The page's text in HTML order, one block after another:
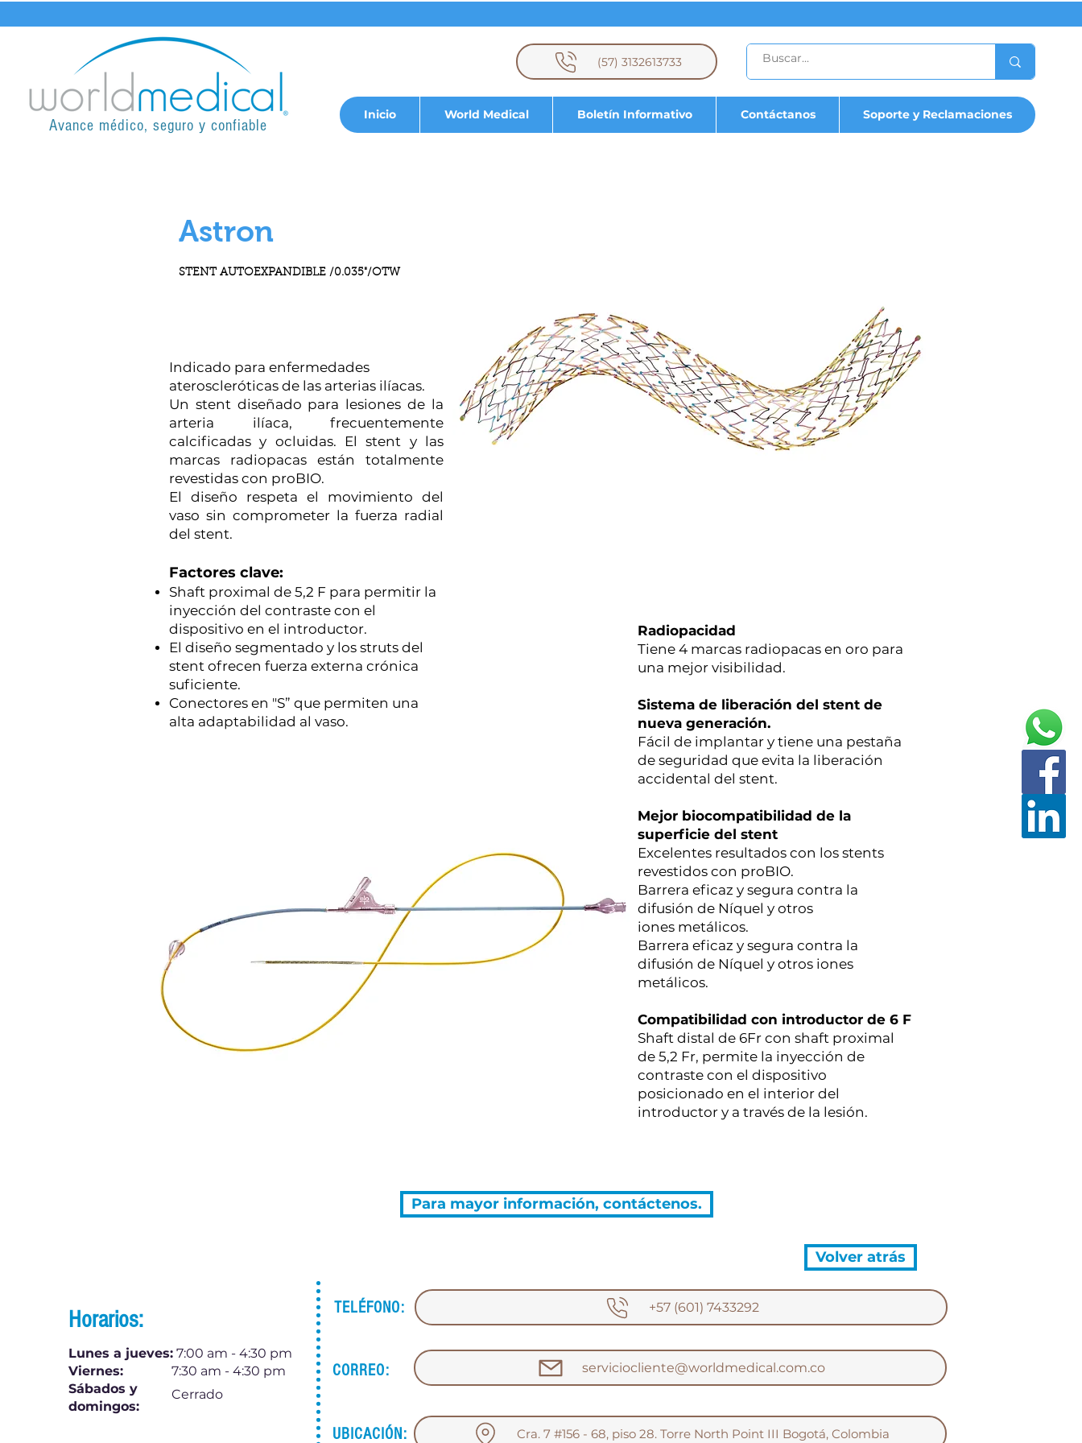
Avance médico, seguro y confiable
(57) 3132613733
Inicio World Medical Boletín Informativo Contáctanos Soporte y Reclamaciones
Astron
STENT AUTOEXPANDIBLE /0.035"/OTW
Indicado para enfermedades
ateroscleróticas de las arterias ilíacas.
Un stent diseñado para lesiones de la
arteria ilíaca, frecuentemente
calcificadas y ocluidas. El stent y las
marcas radiopacas están totalmente
revestidas con proBIO.
El diseño respeta el movimiento del
vaso sin comprometer la fuerza radial
del stent.
Factores clave:
Shaft proximal de 5,2 F para permitir la
inyección del contraste con el
dispositivo en el introductor.
El diseño segmentado y los struts del
stent ofrecen fuerza externa crónica
suficiente.
Conectores en "S” que permiten una
alta adaptabilidad al vaso.
Radiopacidad
Tiene 4 marcas radiopacas en oro para
una mejor visibilidad.
Sistema de liberación del stent de
nueva generación.
Fácil de implantar y tiene una pestaña
de seguridad que evita la liberación
accidental del stent.
Mejor biocompatibilidad de la
superficie del stent
Excelentes resultados con los stents
revestidos con proBIO.
Barrera eficaz y segura contra la
difusión de Níquel y otros
iones metálicos.
Barrera eficaz y segura contra la
difusión de Níquel y otros iones
metálicos.
Compatibilidad con introductor de 6 F
Shaft distal de 6Fr con shaft proximal
de 5,2 Fr, permite la inyección de
contraste con el dispositivo
posicionado en el interior del
introductor y a través de la lesión.
Para mayor información, contáctenos.
Volver atrás
Horarios:
Lunes a jueves: 7:00 am - 4:30 pm
Viernes: 7:30 am - 4:30 pm
Sábados y
domingos:
Cerrado
TELÉFONO: +57 (601) 7433292
CORREO: serviciocliente@worldmedical.com.co
UBICACIÓN: Cra. 7 #156 - 68, piso 28. Torre North Point III Bogotá, Colombia